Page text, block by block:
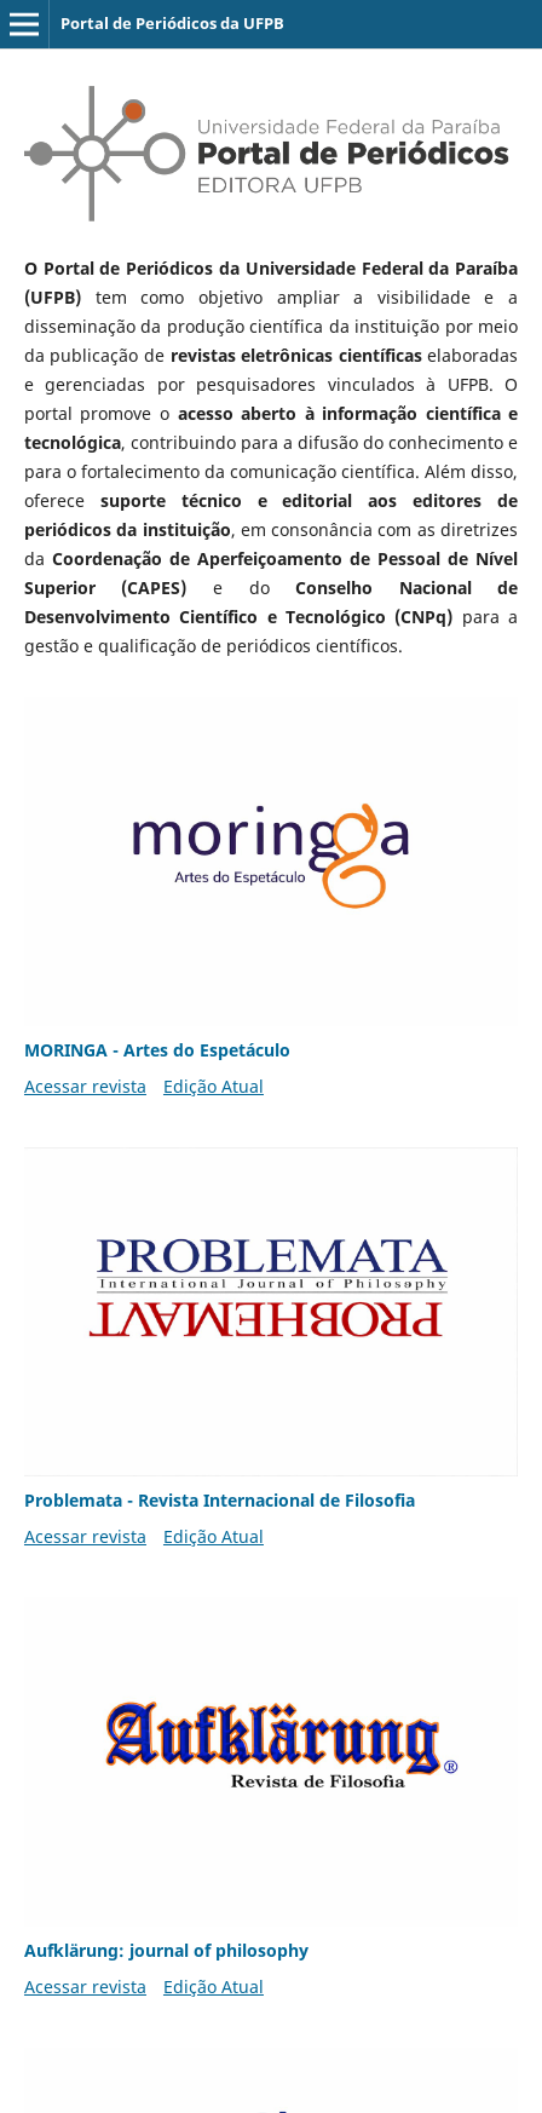
Portal de Periódicos da UFPB
O Portal de Periódicos da Universidade Federal da Paraíba
(UFPB)tem como objetivo ampliar a visibilidade e a
disseminação da produção científica da instituição por meio
da publicação de revistas eletrônicas científicaselaboradas
e gerenciadas por pesquisadores vinculados à UFPB. O
portal promove o acesso aberto à informação científica e
tecnológica, contribuindo para a difusão do conhecimento e
para o fortalecimento da comunicação científica. Além disso,
oferece suporte técnico e editorial aos editores de
periódicos da instituição, em consonância com as diretrizes
da Coordenação de Aperfeiçoamento de Pessoal de Nível
Superior (CAPES) e doConselho Nacional de
Desenvolvimento Científico e Tecnológico (CNPq) para a
gestão e qualificação de periódicos científicos.
MORINGA - Artes do Espetáculo
Acessar revista
Edição Atual
Problemata - Revista Internacional de Filosofia
Acessar revista
Edição Atual
Aufklärung: journal of philosophy
Acessar revista
Edição Atual